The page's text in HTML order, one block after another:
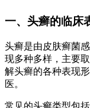
一、头癣的临床
头癣是由皮肤癣菌
现多种多样，主要
解头癣的各种表现
医。
常见的头癣类型包